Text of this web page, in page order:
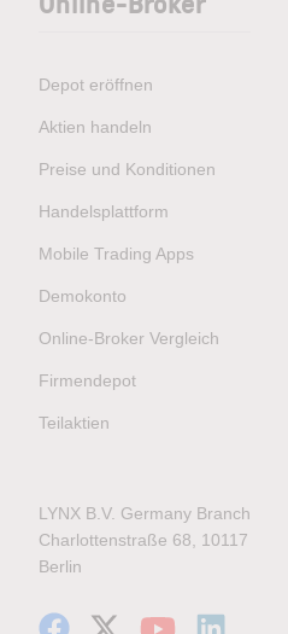
Depot eröffnen
Aktien handeln
Preise und Konditionen
Handelsplattform
Mobile Trading Apps
Demokonto
Online-Broker Vergleich
Firmendepot
Teilaktien
LYNX B.V. Germany Branch
Charlottenstraße 68, 10117
Berlin